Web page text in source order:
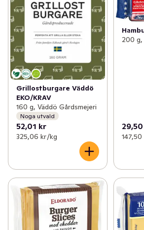
Grillostburgare Väddö
EKO/KRAV
160 g, Väddö Gårdsmejeri
Noga utvald
52,01 kr
325,06 kr /kg
200
147,50